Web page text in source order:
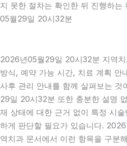
지 못한 절차는 확인한 뒤 진행하는
05월29일 20시32분
2026년05월29일 20시32분 지역
방식, 예약 가능 시간, 치료 계획 안
사후 관리 안내를 함께 살펴보는
29일 20시32분 또한 충분한 설명
재 상태에 대한 근거 없이 특정 시
하게 판단할 필요가 있습니다.
역치과 문서에서 이런 항목을 구분